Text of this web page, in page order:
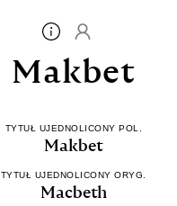
Makbet
TYTUŁ UJEDNOLICONY POL.
Makbet
TYTUŁ UJEDNOLICONY ORYG.
Macbeth